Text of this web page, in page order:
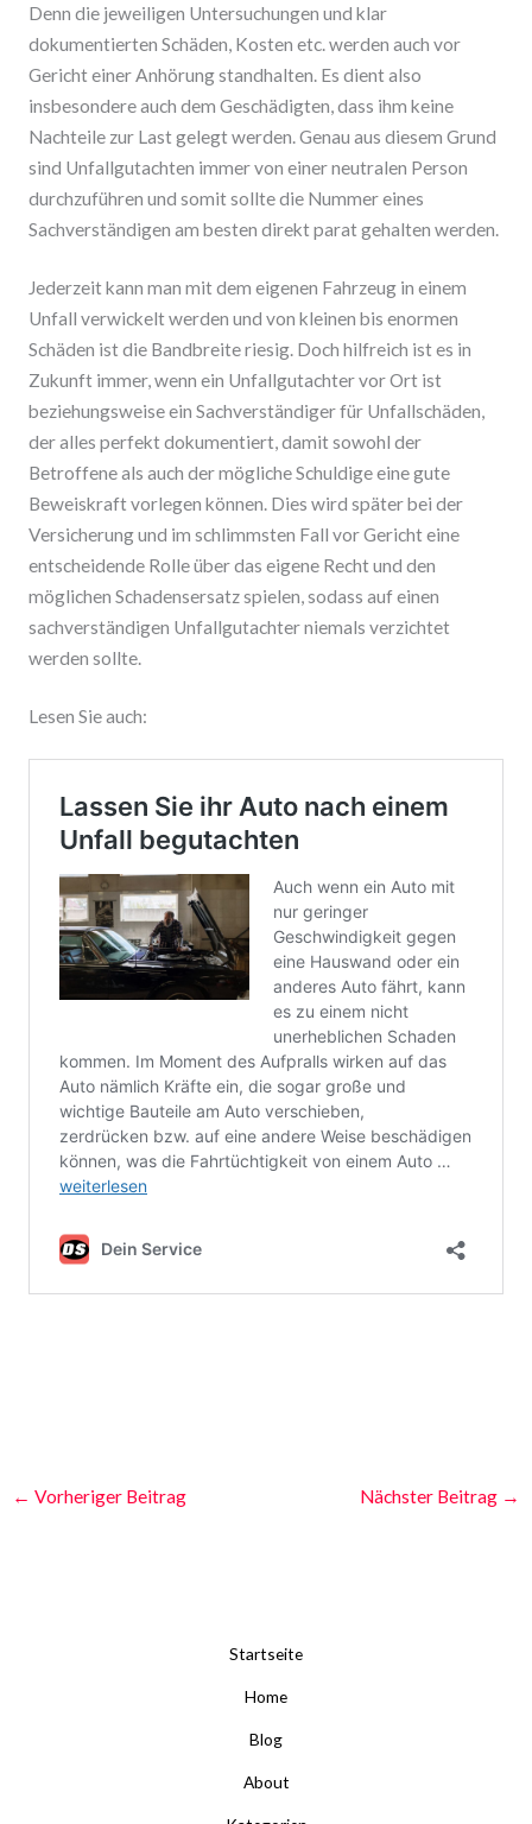
Denn die jeweiligen Untersuchungen und klar
dokumentierten Schäden, Kosten etc. werden auch vor
Gericht einer Anhörung standhalten. Es dient also
insbesondere auch dem Geschädigten, dass ihm keine
Nachteile zur Last gelegt werden. Genau aus diesem Grund
sind Unfallgutachten immer von einer neutralen Person
durchzuführen und somit sollte die Nummer eines
Sachverständigen am besten direkt parat gehalten werden.
Jederzeit kann man mit dem eigenen Fahrzeug in einem
Unfall verwickelt werden und von kleinen bis enormen
Schäden ist die Bandbreite riesig. Doch hilfreich ist es in
Zukunft immer, wenn ein Unfallgutachter vor Ort ist
beziehungsweise ein Sachverständiger für Unfallschäden,
der alles perfekt dokumentiert, damit sowohl der
Betroffene als auch der mögliche Schuldige eine gute
Beweiskraft vorlegen können. Dies wird später bei der
Versicherung und im schlimmsten Fall vor Gericht eine
entscheidende Rolle über das eigene Recht und den
möglichen Schadensersatz spielen, sodass auf einen
sachverständigen Unfallgutachter niemals verzichtet
werden sollte.
Lesen Sie auch:
← Vorheriger Beitrag Nächster Beitrag →
Startseite
Home
Blog
About